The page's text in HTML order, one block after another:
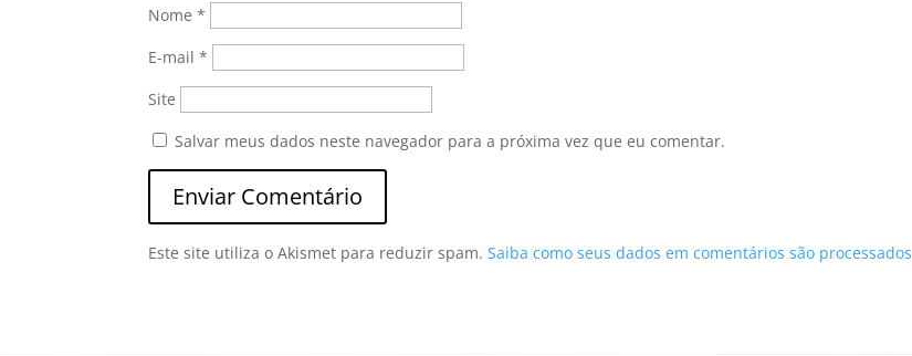
Nome*
E-mail*
Site
Salvar meus dados neste navegador para a próxima vez que eu comentar.
Este site utiliza o Akismet para reduzir spam.Saiba como seus dados em comentários são processados